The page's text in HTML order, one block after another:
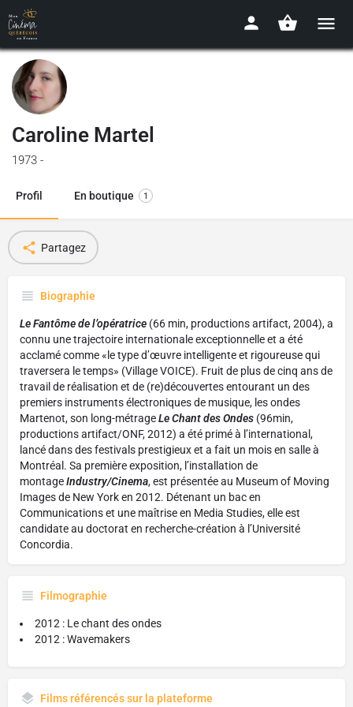
Caroline Martel
1973 -
Profil En boutique 1
Partagez
Biographie
Le Fantôme de l’opératrice (66 min, productions artifact, 2004), a
connu une trajectoire internationale exceptionnelle et a été
acclamé comme «le type d’œuvre intelligente et rigoureuse qui
traversera le temps» (Village VOICE). Fruit de plus de cinq ans de
travail de réalisation et de (re)découvertes entourant un des
premiers instruments électroniques de musique, les ondes
Martenot, son long-métrageLe Chant des Ondes (96min,
productions artifact/ONF, 2012) a été primé à l’international,
lancé dans des festivals prestigieux et a fait un mois en salle à
Montréal. Sa première exposition, l’installation de
montageIndustry/Cinema, est présentée au Museum of Moving
Images de New York en 2012. Détenant un bac en
Communications et une maîtrise en Media Studies, elle est
candidate au doctorat en recherche-création à l’Université
Concordia.
Filmographie
2012 : Le chant des ondes
2012 : Wavemakers
Films référencés sur la plateforme